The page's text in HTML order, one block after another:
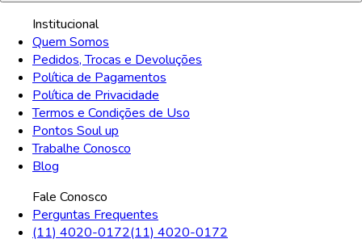
Institucional
Quem Somos
Pedidos, Trocas e Devoluções
Política de Pagamentos
Política de Privacidade
Termos e Condições de Uso
Pontos Soul up
Trabalhe Conosco
Blog
Fale Conosco
Perguntas Frequentes
(11) 4020-0172(11) 4020-0172